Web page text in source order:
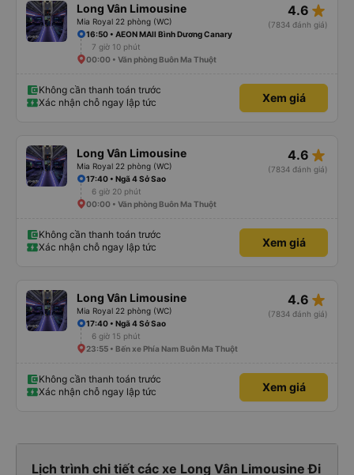
Long Vân Limousine
Mia Royal 22 phòng (WC)
4.6 star_rate
(7834 đánh giá)
16:50 • AEON MAll Bình Dương Canary
7 giờ 10 phút
00:00 • Văn phòng Buôn Ma Thuột
Không cần thanh toán trước
Xác nhận chỗ ngay lập tức
Xem giá
Long Vân Limousine
Mia Royal 22 phòng (WC)
4.6 star_rate
(7834 đánh giá)
17:40 • Ngã 4 Sở Sao
6 giờ 20 phút
00:00 • Văn phòng Buôn Ma Thuột
Không cần thanh toán trước
Xác nhận chỗ ngay lập tức
Xem giá
Long Vân Limousine
Mia Royal 22 phòng (WC)
4.6 star_rate
(7834 đánh giá)
17:40 • Ngã 4 Sở Sao
6 giờ 15 phút
23:55 • Bến xe Phía Nam Buôn Ma Thuột
Không cần thanh toán trước
Xác nhận chỗ ngay lập tức
Xem giá
Lịch trình chi tiết các xe Long Vân Limousine Đi